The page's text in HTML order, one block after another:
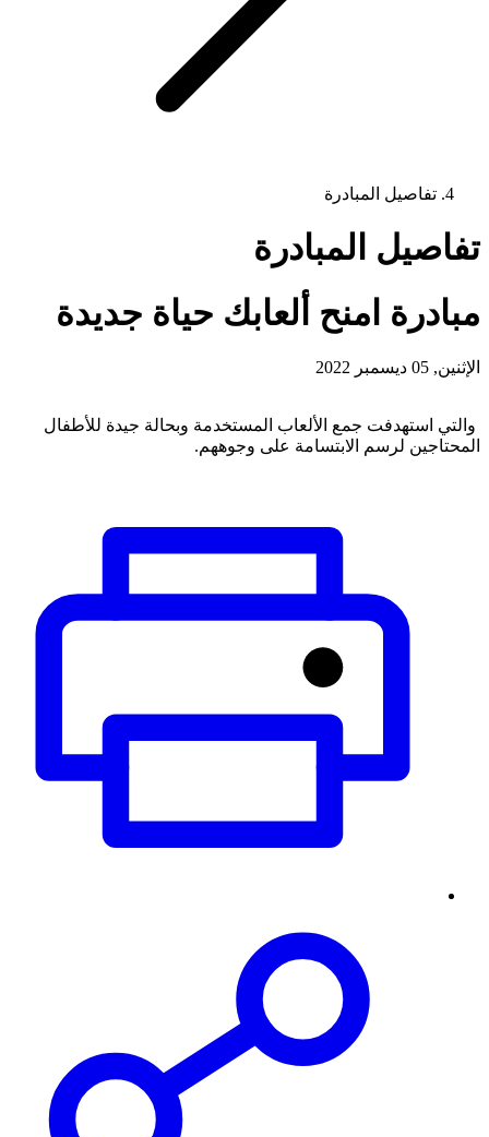
تفاصيل المبادرة
تفاصيل المبادرة
مبادرة امنح ألعابك حياة جديدة
الإثنين, 05 ديسمبر 2022
والتي استهدفت جمع الألعاب المستخدمة وبحالة جيدة للأطفال
المحتاجين لرسم الابتسامة على وجوههم.